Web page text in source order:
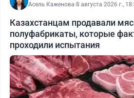
Асель Каженова·8 августа 2026 г.,
Казахстанцам продавали
полуфабрикаты, которые
проходили испытания